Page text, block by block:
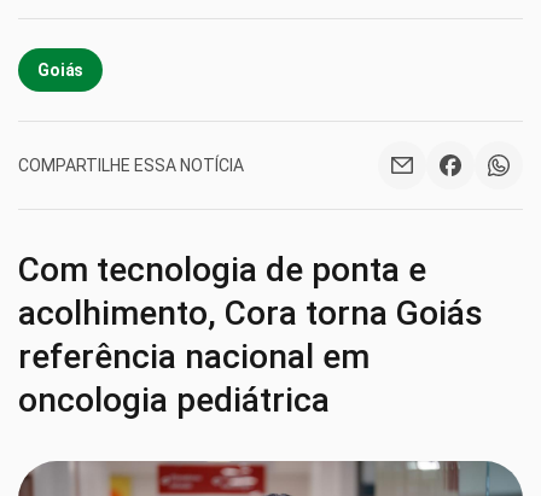
Goiás
COMPARTILHE ESSA NOTÍCIA
Com tecnologia de ponta e
acolhimento, Cora torna Goiás
referência nacional em
oncologia pediátrica